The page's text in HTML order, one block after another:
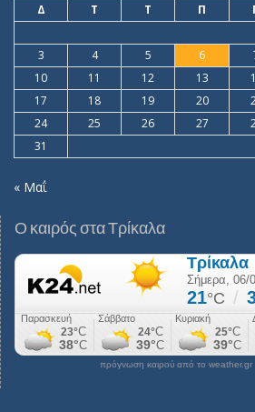
Δ Τ Τ Π
3
4 5 6
10
11 12 13
17
18 19 20
24
25 26 27
31
« Μαΐ
Ο καιρός στα Τρίκαλα
πρόγνωση καιρού από το weather.gr